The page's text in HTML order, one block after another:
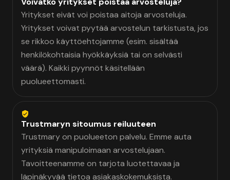
Yritykset eivät voi poistaa aitoja arvosteluja.
Yritykset voivat pyytää arvostelun tarkistusta, jos
se rikkoo käyttöehtojamme (esim. sisältää
henkilökohtaisia hyökkäyksiä tai on selvästi
väärä). Kaikki pyynnöt käsitellään
puolueettomasti.
Trustmaryn sitoumus reiluuteen
Trustmary on puolueeton palvelu. Emme auta
yrityksiä manipuloimaan arvostelujaan.
Tavoitteenamme on tarjota luotettavaa ja
läpinäkyvää tietoa asiakaskokemuksista.